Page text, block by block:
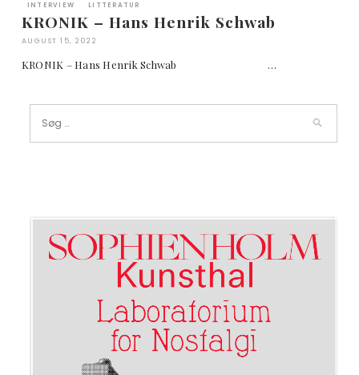
INTERVIEW LITTERATUR
KRONIK – Hans Henrik Schwab
AUGUST 15, 2022
KRONIK – Hans Henrik Schwab …